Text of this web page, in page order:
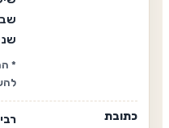
*
כתובת